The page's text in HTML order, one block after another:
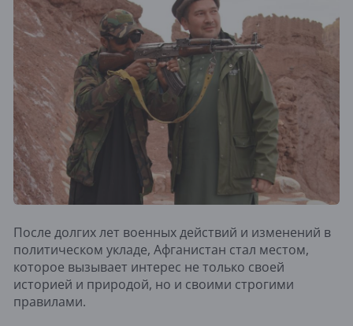
После долгих лет военных действий и изменений в
политическом укладе, Афганистан стал местом,
которое вызывает интерес не только своей
историей и природой, но и своими строгими
правилами.